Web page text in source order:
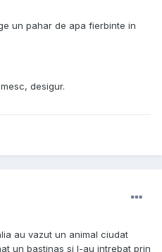
un pahar de apa fierbinte in
desigur.
au vazut un animal ciudat
un bastinas si l-au intrebat prin